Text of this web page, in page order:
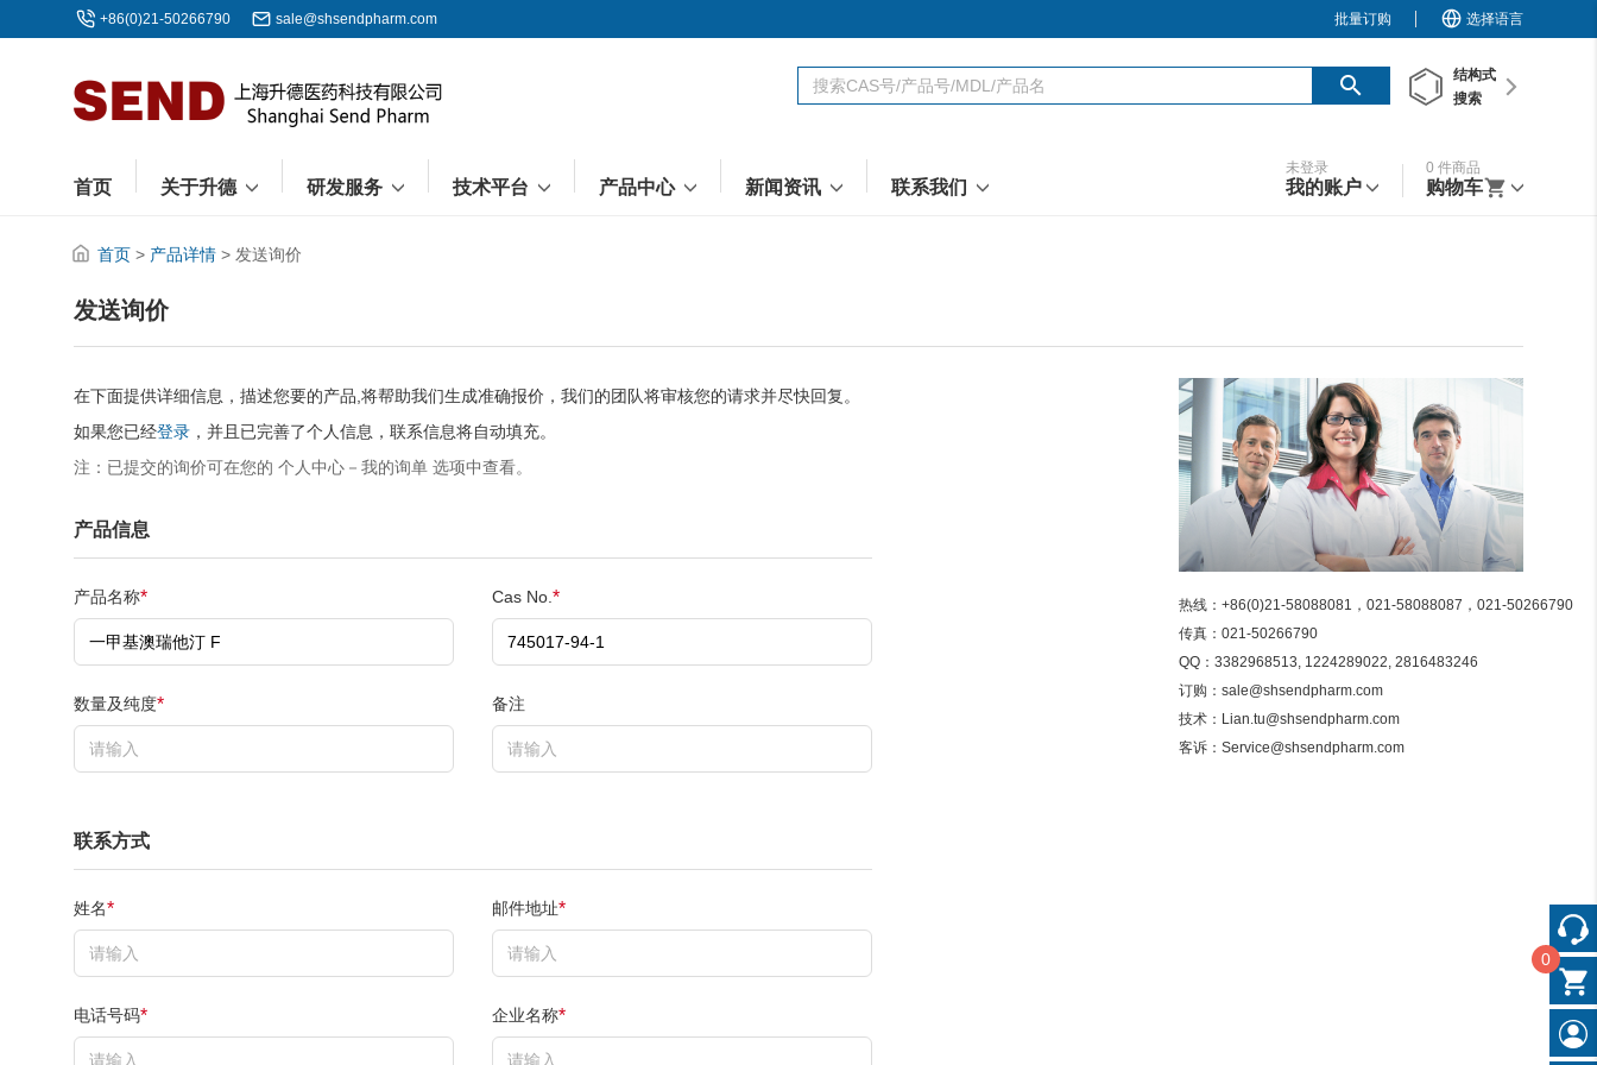
+86(0)21-50266790 sale@shsendpharm.com 批量订购 选择语言
结构式
搜索
首页 关于升德 研发服务 技术平台 产品中心 新闻资讯 联系我们
未登录
我的账户
0 件商品
购物车
首页 > 产品详情 > 发送询价
发送询价
在下面提供详细信息，描述您要的产品,将帮助我们生成准确报价，我们的团队将审核您的请求并尽快回复。
如果您已经登录 ，并且已完善了个人信息，联系信息将自动填充。
注：已提交的询价可在您的 个人中心－我的询单 选项中查看。
产品信息
产品名称* Cas No. *
数量及纯度* 备注
联系方式
姓名* 邮件地址*
电话号码* 企业名称*
热线：+86(0)21-58088081，021-58088087，021-50266790
传真：021-50266790
QQ：3382968513, 1224289022, 2816483246
订购：sale@shsendpharm.com
技术：Lian.tu@shsendpharm.com
客诉：Service@shsendpharm.com
0